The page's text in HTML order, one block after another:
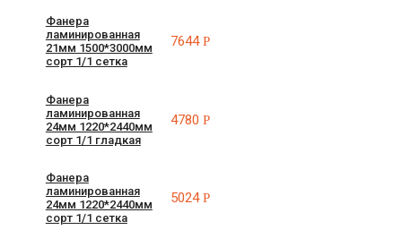
Фанера
ламинированная
21мм 1500*3000мм
сорт 1/1 сетка
7644Р
Фанера
ламинированная
24мм 1220*2440мм
сорт 1/1 гладкая
4780Р
Фанера
ламинированная
24мм 1220*2440мм
сорт 1/1 сетка
5024Р